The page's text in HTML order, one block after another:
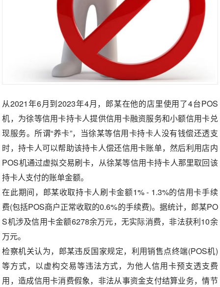
从2021年6月到2023年4月，郎某在他的店里使用了4台POS
机，为徐等信用卡持卡人提供信用卡融资服务和小额信用卡兑
现服务。所谓“养卡”，当徐某等信用卡持卡人没有钱偿还透支
时，持卡人可以帮助该持卡人偿还信用卡账单，然后利用店内
POS机通过虚拟交易刷卡，从徐某等信用卡持卡人那里取回该
持卡人支付的账单金额。
在此期间，郎某收取持卡人刷卡金额1% - 1.3%的信用卡手续
费(包括POS商户正常收取的0.6%的手续费)。据统计，郎某PO
S机涉及信用卡金额6278余万元，无实际消费，非法获利10余
万元。
检察机关认为，郎某违反国家规定，利用销售点终端(POS机)
等方式，以虚构交易等违法方式，为他人信用卡预支透支费
用，造成信用卡消费假象，非法从事资金支付结算业务，情节